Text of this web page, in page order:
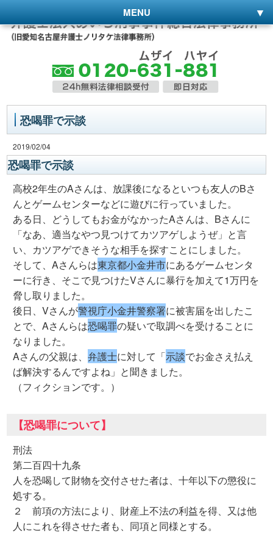
MENU
恐喝罪で示談
2019/02/04
恐喝罪で示談
高校2年生のAさんは、放課後になるといつも友人のBさ
んとゲームセンターなどに遊びに行っていました。
ある日、どうしてもお金がなかったAさんは、Bさんに
「なあ、適当なやつ見つけてカツアゲしようぜ」と言
い、カツアゲできそうな相手を探すことにしました。
そして、Aさんらは東京都小金井市にあるゲームセンタ
ーに行き、そこで見つけたVさんに暴行を加えて1万円を
脅し取りました。
後日、Vさんが警視庁小金井警察署に被害届を出したこ
とで、Aさんらは恐喝罪の疑いで取調べを受けることに
なりました。
Aさんの父親は、弁護士に対して「示談でお金さえ払え
ば解決するんですよね」と聞きました。
（フィクションです。）
【恐喝罪について】
刑法
第二百四十九条
人を恐喝して財物を交付させた者は、十年以下の懲役に
処する。
２ 前項の方法により、財産上不法の利益を得、又は他
人にこれを得させた者も、同項と同様とする。